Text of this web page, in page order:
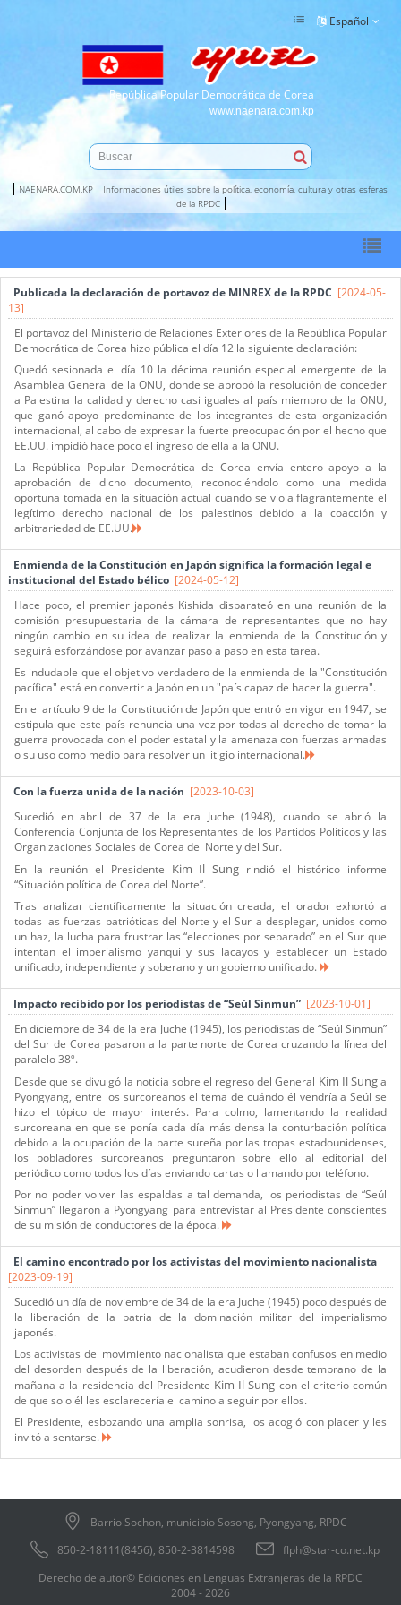
República Popular Democrática de Corea
www.naenara.com.kp
Español
NAENARA.COM.KP
Informaciones útiles sobre la política, economía, cultura y otras esferas
de la RPDC
Publicada la declaración de portavoz de MINREX de la RPDC [2024-05-
13]
El portavoz del Ministerio de Relaciones Exteriores de la República Popular
Democrática de Corea hizo pública el día 12 la siguiente declaración:
Quedó sesionada el día 10 la décima reunión especial emergente de la
Asamblea General de la ONU, donde se aprobó la resolución de conceder
a Palestina la calidad y derecho casi iguales al país miembro de la ONU,
que ganó apoyo predominante de los integrantes de esta organización
internacional, al cabo de expresar la fuerte preocupación por el hecho que
EE.UU. impidió hace poco el ingreso de ella a la ONU.
La República Popular Democrática de Corea envía entero apoyo a la
aprobación de dicho documento, reconociéndolo como una medida
oportuna tomada en la situación actual cuando se viola flagrantemente el
legítimo derecho nacional de los palestinos debido a la coacción y
arbitrariedad de EE.UU.
Enmienda de la Constitución en Japón significa la formación legal e
institucional del Estado bélico [2024-05-12]
Hace poco, el premier japonés Kishida disparateó en una reunión de la
comisión presupuestaria de la cámara de representantes que no hay
ningún cambio en su idea de realizar la enmienda de la Constitución y
seguirá esforzándose por avanzar paso a paso en esta tarea.
Es indudable que el objetivo verdadero de la enmienda de la "Constitución
pacífica" está en convertir a Japón en un "país capaz de hacer la guerra".
En el artículo 9 de la Constitución de Japón que entró en vigor en 1947, se
estipula que este país renuncia una vez por todas al derecho de tomar la
guerra provocada con el poder estatal y la amenaza con fuerzas armadas
o su uso como medio para resolver un litigio internacional.
Con la fuerza unida de la nación [2023-10-03]
Sucedió en abril de 37 de la era Juche (1948), cuando se abrió la
Conferencia Conjunta de los Representantes de los Partidos Políticos y las
Organizaciones Sociales de Corea del Norte y del Sur.
En la reunión el Presidente Kim Il Sung rindió el histórico informe
“Situación política de Corea del Norte”.
Tras analizar científicamente la situación creada, el orador exhortó a
todas las fuerzas patrióticas del Norte y el Sur a desplegar, unidos como
un haz, la lucha para frustrar las “elecciones por separado” en el Sur que
intentan el imperialismo yanqui y sus lacayos y establecer un Estado
unificado, independiente y soberano y un gobierno unificado.
Impacto recibido por los periodistas de “Seúl Sinmun” [2023-10-01]
En diciembre de 34 de la era Juche (1945), los periodistas de “Seúl Sinmun”
del Sur de Corea pasaron a la parte norte de Corea cruzando la línea del
paralelo 38º.
Desde que se divulgó la noticia sobre el regreso del General Kim Il Sunga
Pyongyang, entre los surcoreanos el tema de cuándo él vendría a Seúl se
hizo el tópico de mayor interés. Para colmo, lamentando la realidad
surcoreana en que se ponía cada día más densa la conturbación política
debido a la ocupación de la parte sureña por las tropas estadounidenses,
los pobladores surcoreanos preguntaron sobre ello al editorial del
periódico como todos los días enviando cartas o llamando por teléfono.
Por no poder volver las espaldas a tal demanda, los periodistas de “Seúl
Sinmun” llegaron a Pyongyang para entrevistar al Presidente conscientes
de su misión de conductores de la época.
El camino encontrado por los activistas del movimiento nacionalista
[2023-09-19]
Sucedió un día de noviembre de 34 de la era Juche (1945) poco después de
la liberación de la patria de la dominación militar del imperialismo
japonés.
Los activistas del movimiento nacionalista que estaban confusos en medio
del desorden después de la liberación, acudieron desde temprano de la
mañana a la residencia del Presidente Kim Il Sung con el criterio común
de que solo él les esclarecería el camino a seguir por ellos.
El Presidente, esbozando una amplia sonrisa, los acogió con placer y les
invitó a sentarse.
Barrio Sochon, municipio Sosong, Pyongyang, RPDC
850-2-18111(8456), 850-2-3814598
flph@star-co.net.kp
Derecho de autor© Ediciones en Lenguas Extranjeras de la RPDC
2004 - 2026